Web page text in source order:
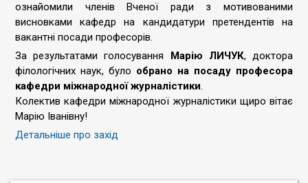
ознайомили членів Вченої ради з мотивованими
висновками кафедр на кандидатури претендентів на
вакантні посади професорів.
За результатами голосування Марію ЛИЧУК, доктора
філологічних наук, було обрано на посаду професора
кафедри міжнародної журналістики.
Колектив кафедри міжнародної журналістики щиро вітає
Марію Іванівну!
Детальніше про захід